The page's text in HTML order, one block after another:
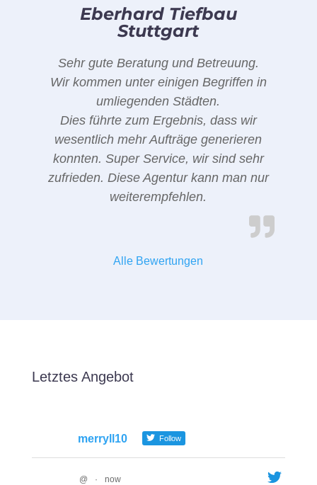
Eberhard Tiefbau
Stuttgart
Sehr gute Beratung und Betreuung.
Wir kommen unter einigen Begriffen in
umliegenden Städten.
Dies führte zum Ergebnis, dass wir
wesentlich mehr Aufträge generieren
konnten. Super Service, wir sind sehr
zufrieden. Diese Agentur kann man nur
weiterempfehlen.
Alle Bewertungen
Letztes Angebot
merryll10 Follow
@ · now